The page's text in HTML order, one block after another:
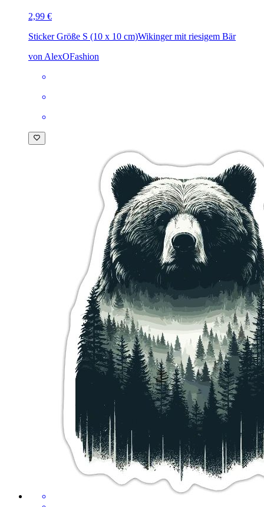
2,99 €
Sticker Größe S (10 x 10 cm)Wikinger mit riesigem Bär
von AlexOFashion